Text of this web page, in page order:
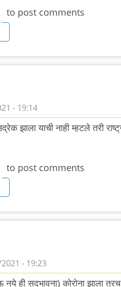
to post comments
- 19:14
झाला याची नाही म्हटले तरी
to post comments
- 19:23
नये ही सदभावना) कोरोना झाला